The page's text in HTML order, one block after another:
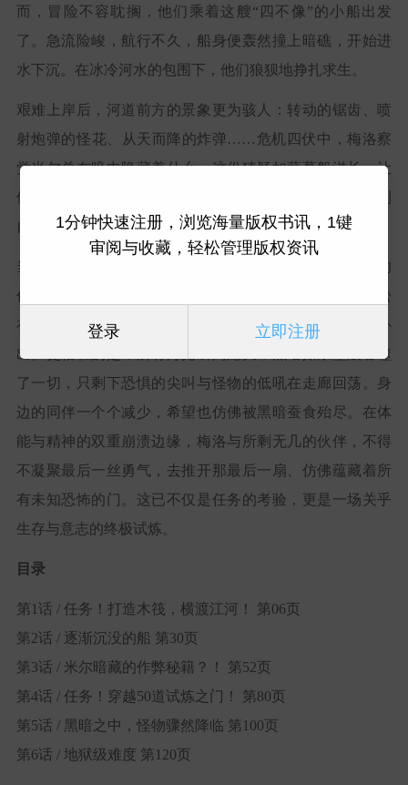
而，冒险不容耽搁，他们乘着这艘“四不像”的小船出发
了。急流险峻，航行不久，船身便轰然撞上暗礁，开始进
水下沉。在冰冷河水的包围下，他们狼狈地挣扎求生。
艰难上岸后，河道前方的景象更为骇人：转动的锯齿、喷
射炮弹的怪花、从天而降的炸弹……危机四伏中，梅洛察
觉米尔总在暗中隐藏着什么。这份猜疑如藤蔓般滋长，让
他痛苦不已，既担心伙伴的隐瞒，又为自己的不信任感到
自责。
当他们抵达一座灯火通明却气氛诡谲的豪华酒店时，新的
任务听起来简单得可疑——只需通过50扇门。最初的轻松
在推开第一扇门后荡然无存，狰狞的怪物接二连三地扑
出。更糟糕的是，所有灯光瞬间熄灭，黑暗如浓墨般吞噬
了一切，只剩下恐惧的尖叫与怪物的低吼在走廊回荡。身
边的同伴一个个减少，希望也仿佛被黑暗蚕食殆尽。在体
能与精神的双重崩溃边缘，梅洛与所剩无几的伙伴，不得
不凝聚最后一丝勇气，去推开那最后一扇、仿佛蕴藏着所
有未知恐怖的门。这已不仅是任务的考验，更是一场关乎
生存与意志的终极试炼。
目录
第1话 / 任务！打造木筏，横渡江河！ 第06页
第2话 / 逐渐沉没的船 第30页
第3话 / 米尔暗藏的作弊秘籍？！ 第52页
第4话 / 任务！穿越50道试炼之门！ 第80页
第5话 / 黑暗之中，怪物骤然降临 第100页
第6话 / 地狱级难度 第120页
1分钟快速注册，浏览海量版权书讯，1键
审阅与收藏，轻松管理版权资讯
登录 立即注册